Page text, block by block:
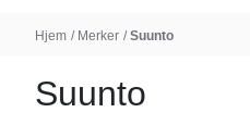
Hjem / Merker /Suunto
Suunto